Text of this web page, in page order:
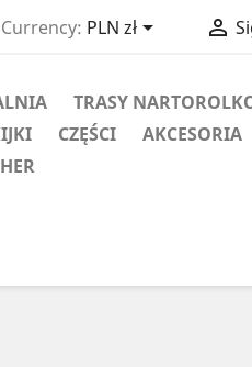
Currency: PLN zł 
TRASY
CZĘŚCI AKCESORIA